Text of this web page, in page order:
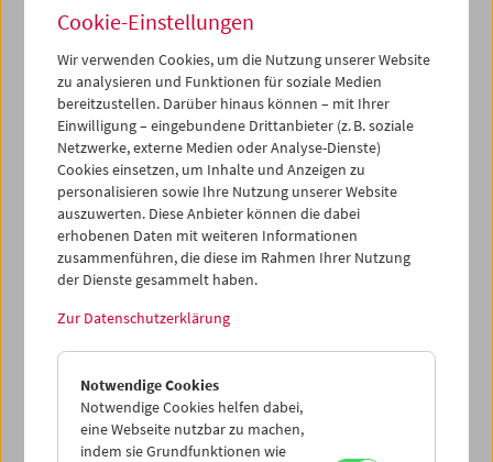
Filme und Videos von VALIE EXPORT im Filmmuseum.
2019 kam es zur Zusammenarbeit bei der Digitalisierung
ihrer Filme, die seit heuer, rechtzeitig zum 80. Geburtstag
VALIE EXPORTS, auch im digitalen Kinoformat zugänglich
sind.
VALIE EXPORT dazu: "Ich habe die Arbeit des
Filmmuseums von Anfang an begleitet und bin seit den
1960er Jahren von der Programmarbeit und dem
Professionalismus des Filmmuseums begeistert. Als treue
Besucherin der Kinovorstellungen habe ich viel über den
Film als Medium und Ausdrucksform gelernt, und auch in
Sachen Restaurierung sowie Digitalisierung meiner Filme
konnte ich immer auf die gute Arbeit des Filmmuseums
gewährleistet, dass mein filmisches Werk auf lange Zeit
sicher aufbewahrt und zugänglich bleibt."
Cookie-Einstellungen
Wir verwenden Cookies, um die Nutzung unserer Website
zu analysieren und Funktionen für soziale Medien
bereitzustellen. Darüber hinaus können – mit Ihrer
Einwilligung – eingebundene Drittanbieter (z. B. soziale
Netzwerke, externe Medien oder Analyse-Dienste)
Cookies einsetzen, um Inhalte und Anzeigen zu
personalisieren sowie Ihre Nutzung unserer Website
auszuwerten. Diese Anbieter können die dabei
erhobenen Daten mit weiteren Informationen
zusammenführen, die diese im Rahmen Ihrer Nutzung
der Dienste gesammelt haben.
Zur Datenschutzerklärung
Notwendige Cookies
Notwendige Cookies helfen dabei,
eine Webseite nutzbar zu machen,
indem sie Grundfunktionen wie